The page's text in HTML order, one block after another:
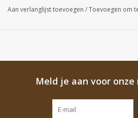
daadwerkelijke kleur.
Aan verlanglijst toevoegen /Toevoegen om
Meld je aan voor